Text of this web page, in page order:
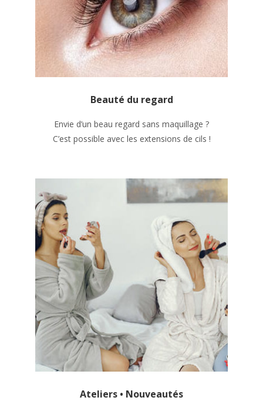
Beauté du regard
Envie d’un beau regard sans maquillage ?
C’est possible avec les extensions de cils !
Ateliers • Nouveautés